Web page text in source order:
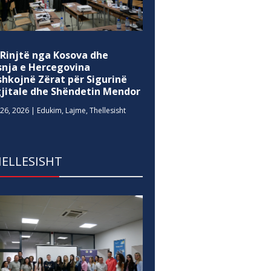
nga Kosova dhe
e Hercegovina
Zërat për Sigurinë
dhe Shëndetin Mendor
2026 | Edukim, Lajme,Thellesisht